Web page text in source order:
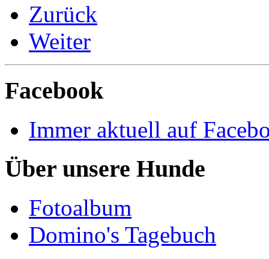
Zurück
Weiter
Facebook
Immer aktuell auf
Über unsere Hunde
Fotoalbum
Domino's Tagebuch